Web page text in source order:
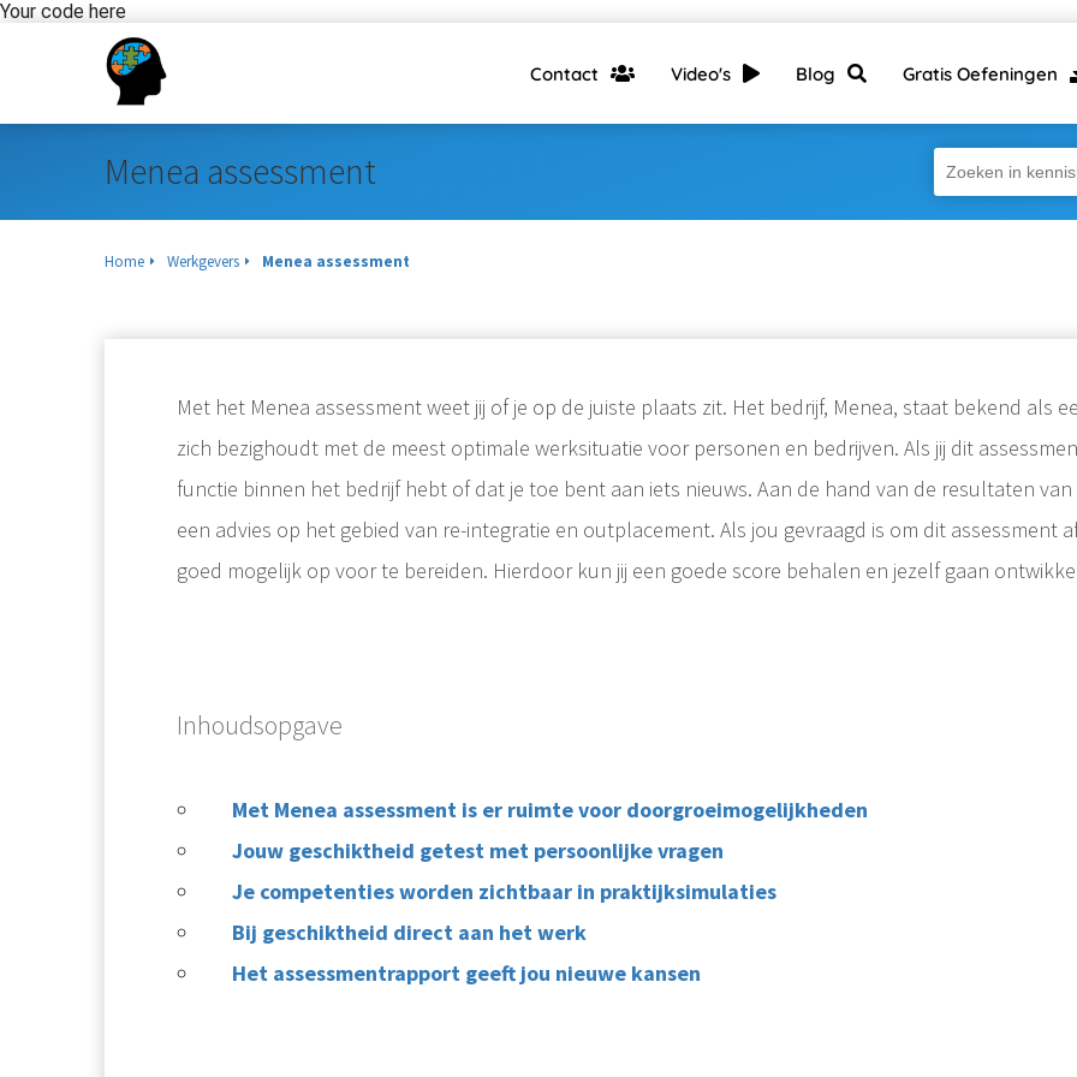
Your code here
Contact Video's Blog Gratis Oefeningen
Menea assessment
Home Werkgevers Menea assessment
Met het Menea assessment weet jij of je op de juiste plaats zit. Het bedrijf, Menea, staat bekend als
zich bezighoudt met de meest optimale werksituatie voor personen en bedrijven. Als jij dit
functie binnen het bedrijf hebt of dat je toe bent aan iets nieuws. Aan de hand van de resultaten
een advies op het gebied van re-integratie en outplacement. Als jou gevraagd is om dit assessment
goed mogelijk op voor te bereiden. Hierdoor kun jij een goede score behalen en jezelf gaan
Inhoudsopgave
Met Menea assessment is er ruimte voor doorgroeimogelijkheden
Jouw geschiktheid getest met persoonlijke vragen
Je competenties worden zichtbaar in praktijksimulaties
Bij geschiktheid direct aan het werk
Het assessmentrapport geeft jou nieuwe kansen